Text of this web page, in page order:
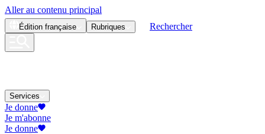
Aller au contenu principal
Édition française Rubriques Rechercher
Services
Je donne
Je m'abonne
Je donne